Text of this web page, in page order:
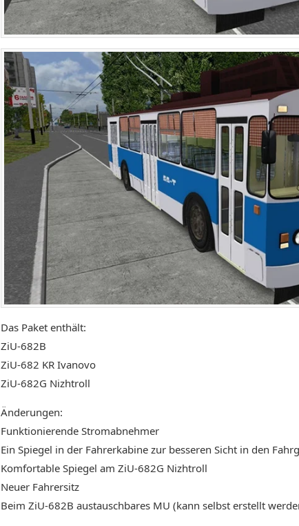
Das Paket enthält:
ZiU-682B
ZiU-682 KR Ivanovo
ZiU-682G Nizhtroll
Änderungen:
Funktionierende Stromabnehmer
Ein Spiegel in der Fahrerkabine zur besseren Sicht in den
Komfortable Spiegel am ZiU-682G Nizhtroll
Neuer Fahrersitz
Beim ZiU-682B austauschbares MU (kann selbst erstellt